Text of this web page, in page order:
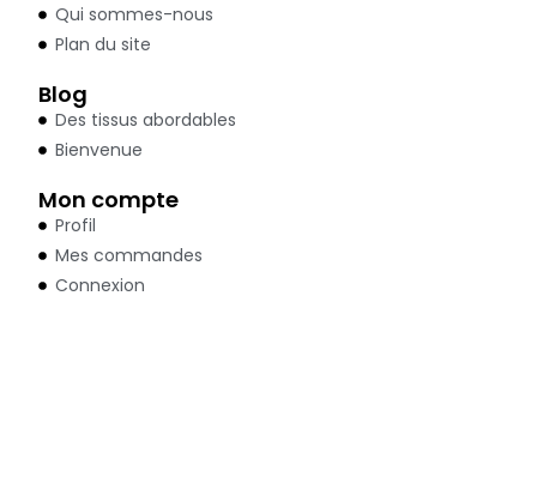
Qui sommes-nous
Plan du site
Blog
Des tissus abordables
Bienvenue
Mon compte
Profil
Mes commandes
Connexion